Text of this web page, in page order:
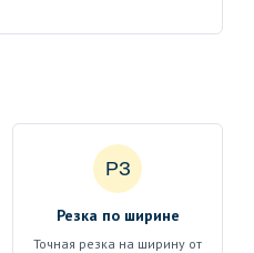
РЗ
Резка по ширине
Точная резка на ширину от